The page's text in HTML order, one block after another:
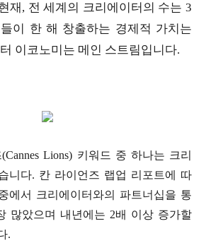
재, 전 세계의 크리에이터의 수는 3
이 한 해 창출하는 경제적 가치는
이코노미는 메인 스트림입니다.
Lions) 키워드 중 하나는 크리
니다. 칸 라이언즈 랩업 리포트에 따
에서 크리에이터와의 파트너십을 통
많았으며 내년에는 2배 이상 증가할
.